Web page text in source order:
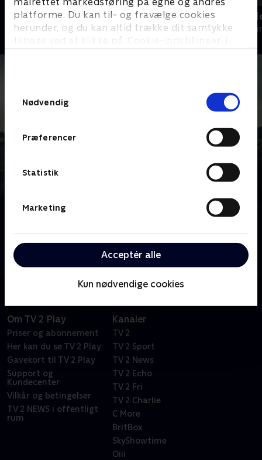
platforme. Du kan til- og fravælge cookies
herunder, og du kan altid trække dit samtykke
tilbage ved at klikke på ’Cookie-indstillinger’ i
Nødvendig
Præferencer
Statistik
Marketing
Acceptér alle
Kun nødvendige cookies
En sag for Frost
Krimi & Spænding • 8 sæsoner
Inspector
Krimi &
assistent efterforsker mord begået rundt i hele
Midsomer-regionen.
Om TV 2 Play
Priser og abonnement
Her kan du se TV 2 Play
Gavekort til TV 2 Play
Support og
Kundecenter
Vilkår og betingelser
TV 2 NEWS i offentligt
rum
Kanaler
TV 2
TV 2 Sport
TV 2 News
TV 2 Echo
TV 2 Fri
TV 2 Charlie
C More
BritBox
SkyShowtime
Oiii